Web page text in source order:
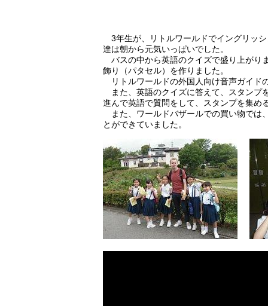
3年生が、リトルワールドでイングリッ
達は朝から元気いっぱいでした。
バスの中から英語のクイズで盛り上がり
飾り（パタセル）を作りました。
リトルワールドの外国人向け音声ガイド
また、英語のクイズに答えて、スタンプ
進んで英語で質問をして、スタンプを集め
また、ワールドバザールでの買い物では
とができていました。